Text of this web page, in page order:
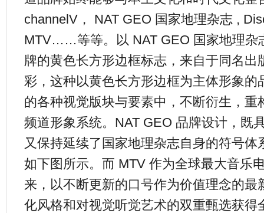
channelV， NAT GEO 国家地理杂志 ,
MTV……等等。以 NAT GEO 国家地理杂
牌的黄色长方形边框标志，来自于同名出
彩，这种以黄色长方形边框为主体形象的
的各种视觉版块与要素中，不断衍生，重
频道形象系统。NAT GEO 品牌设计，既
又保持延续了国家地理杂志自身的符号
如下图所示。而 MTV 作为全球最大音乐
来，以不断更新的口号作为价值理念的最
化风格和对视觉听觉艺术的双重甄选获得